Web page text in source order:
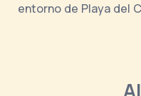
entorno de Playa del